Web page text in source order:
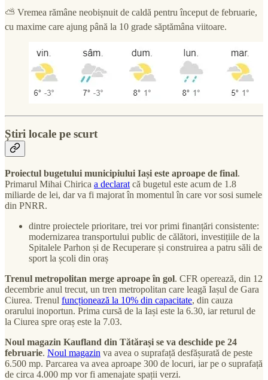
⛅ Vremea rămâne neobișnuit de caldă pentru început de februarie,
cu maxime care ajung până la 10 grade săptămâna viitoare.
Știri locale pe scurt
Proiectul bugetului municipiului Iași este aproape de final.
Primarul Mihai Chirica a declarat că bugetul este acum de 1.8
miliarde de lei, dar va fi majorat în momentul în care vor sosi sumele
din PNRR.
dintre proiectele prioritare, trei vor primi finanțări consistente:
modernizarea transportului public de călători, investițiile de la
Spitalele Parhon și de Recuperare și construirea a patru săli de
sport la școli din oraș
Trenul metropolitan merge aproape în gol. CFR operează, din 12
decembrie anul trecut, un tren metropolitan care leagă Iașul de Gara
Ciurea. Trenul funcționează la 10% din capacitate, din cauza
orarului inoportun. Prima cursă de la Iași este la 6.30, iar returul de
la Ciurea spre oraș este la 7.03.
Noul magazin Kaufland din Tătărași se va deschide pe 24
februarie. Noul magazin va avea o suprafață desfășurată de peste
6.500 mp. Parcarea va avea aproape 300 de locuri, iar pe o suprafață
de circa 4.000 mp vor fi amenajate spații verzi.